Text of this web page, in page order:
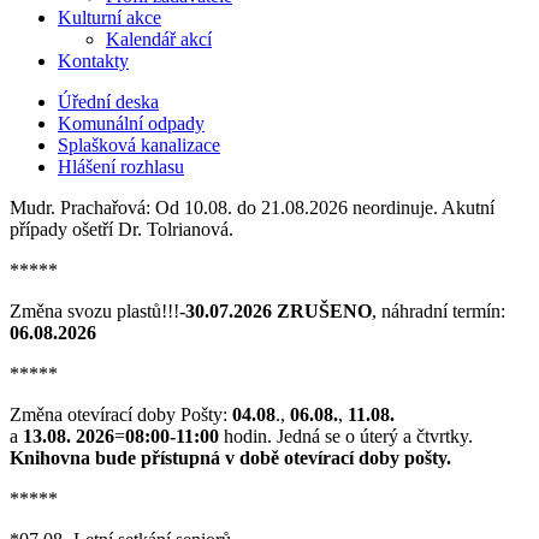
Kulturní akce
Kalendář akcí
Kontakty
Úřední deska
Komunální odpady
Splašková kanalizace
Hlášení rozhlasu
Mudr. Prachařová: Od 10.08. do 21.08.2026 neordinuje. Akutní
případy ošetří Dr. Tolrianová.
*****
Změna svozu plastů!!!-30.07.2026 ZRUŠENO, náhradní termín:
06.08.2026
*****
Změna otevírací doby Pošty: 04.08., 06.08., 11.08.
a 13.08. 2026=08:00-11:00 hodin. Jedná se o úterý a čtvrtky.
Knihovna bude přístupná v době otevírací doby pošty.
*****